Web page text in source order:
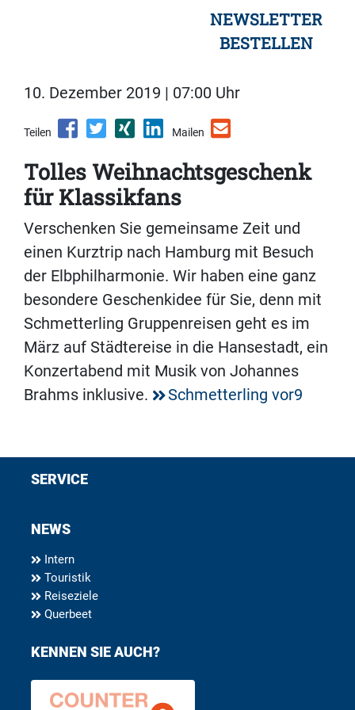
NEWSLETTER
BESTELLEN
10. Dezember 2019 | 07:00 Uhr
Teilen Mailen
Tolles Weihnachtsgeschenk
für Klassikfans
Verschenken Sie gemeinsame Zeit und
einen Kurztrip nach Hamburg mit Besuch
der Elbphilharmonie. Wir haben eine ganz
besondere Geschenkidee für Sie, denn mit
Schmetterling Gruppenreisen geht es im
März auf Städtereise in die Hansestadt, ein
Konzertabend mit Musik von Johannes
Brahms inklusive.
Schmetterling vor9
SERVICE
NEWS
Intern
Touristik
Reiseziele
Querbeet
KENNEN SIE AUCH?